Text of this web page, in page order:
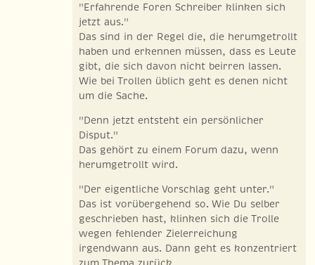
"Erfahrende Foren Schreiber klinken sich
jetzt aus."
Das sind in der Regel die, die herumgetrollt
haben und erkennen müssen, dass es Leute
gibt, die sich davon nicht beirren lassen.
Wie bei Trollen üblich geht es denen nicht
um die Sache.
"Denn jetzt entsteht ein persönlicher
Disput."
Das gehört zu einem Forum dazu, wenn
herumgetrollt wird.
"Der eigentliche Vorschlag geht unter."
Das ist vorübergehend so. Wie Du selber
geschrieben hast, klinken sich die Trolle
wegen fehlender Zielerreichung
irgendwann aus. Dann geht es konzentriert